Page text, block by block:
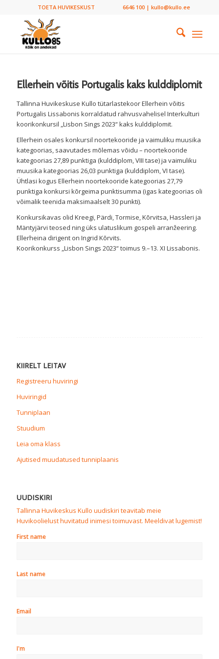
TOETA HUVIKESKUST 6646 100 | kullo@kullo.ee
Ellerhein võitis Portugalis kaks kulddiplomit
Tallinna Huvikeskuse Kullo tütarlastekoor Ellerhein võitis
Portugalis Lissabonis korraldatud rahvusvahelisel Interkulturi
koorikonkursil „Lisbon Sings 2023“ kaks kulddiplomit.
Ellerhein osales konkursil noortekooride ja vaimuliku muusika
kategoorias, saavutades mõlemas võidu – noortekooride
kategoorias 27,89 punktiga (kulddiplom, VIII tase) ja vaimuliku
muusika kategoorias 26,03 punktiga (kulddiplom, VI tase).
Ühtlasi kogus Ellerhein noortekooride kategoorias 27,79
punktiga konkursi kõrgeima punktisumma (igas kategoorias oli
võimalik teenida maksimaalselt 30 punkti).
Konkursikavas olid Kreegi, Pärdi, Tormise, Kõrvitsa, Hassleri ja
Mäntyjärvi teosed ning üks ulatuslikum gospeli arranžeering.
Ellerheina dirigent on Ingrid Kõrvits.
Koorikonkurss „Lisbon Sings 2023“ toimus 9.–13. XI Lissabonis.
KIIRELT LEITAV
Registreeru huviringi
Huviringid
Tunniplaan
Stuudium
Leia oma klass
Ajutised muudatused tunniplaanis
UUDISKIRI
Tallinna Huvikeskus Kullo uudiskiri teavitab meie
Huvikoolielust huvitatud inimesi toimuvast. Meeldivat lugemist!
First name
Last name
Email
I'm